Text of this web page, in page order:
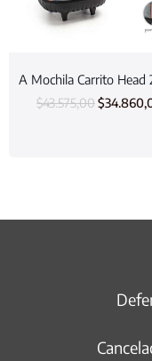
A Mochila Carrito Head
$43.575,00$